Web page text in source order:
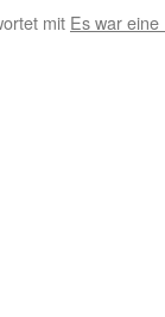
mit Es war eine